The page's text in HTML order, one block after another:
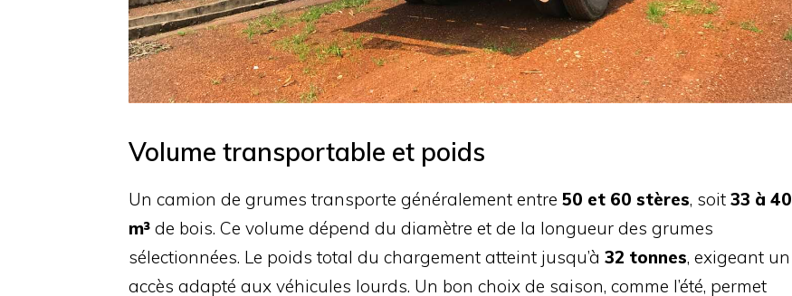
Volume transportable et poids
Un camion de grumes transporte généralement entre 50 et 60 stères, soit 33 à 40
m³ de bois. Ce volume dépend du diamètre et de la longueur des grumes
sélectionnées. Le poids total du chargement atteint jusqu’à 32 tonnes, exigeant un
accès adapté aux véhicules lourds. Un bon choix de saison, comme l’été, permet